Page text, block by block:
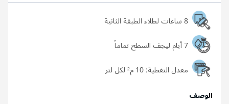
8 ساعات لطلاء الطبقة الثانية
7 أيام ليجف السطح تماماً
معدل التغطية:
الوصف